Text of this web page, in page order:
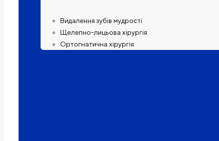
Видалення зубів мудрості
Щелепно-лицьова хірургія
Ортогнатична хірургія